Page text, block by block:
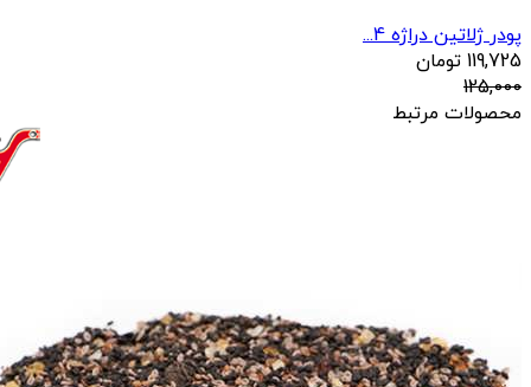
پودر ژلاتین دراژه 4...
119,725 تومان
125,000
محصولات مرتبط